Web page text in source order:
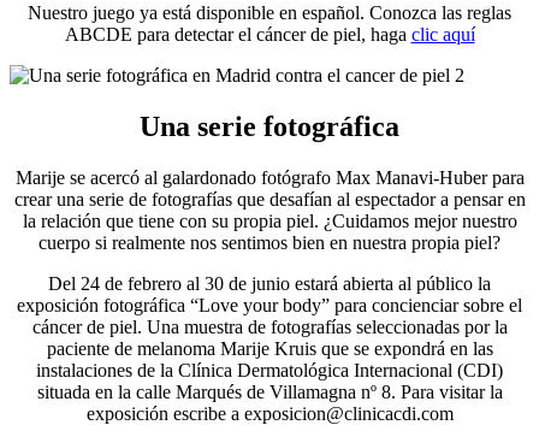
Nuestro juego ya está disponible en español. Conozca las reglas
ABCDE para detectar el cáncer de piel, haga clic aquí
Una serie fotográfica
Marije se acercó al galardonado fotógrafo Max Manavi-Huber para
crear una serie de fotografías que desafían al espectador a pensar en
la relación que tiene con su propia piel. ¿Cuidamos mejor nuestro
cuerpo si realmente nos sentimos bien en nuestra propia piel?
Del 24 de febrero al 30 de junio estará abierta al público la
exposición fotográfica “Love your body” para concienciar sobre el
cáncer de piel. Una muestra de fotografías seleccionadas por la
paciente de melanoma Marije Kruis que se expondrá en las
instalaciones de la Clínica Dermatológica Internacional (CDI)
situada en la calle Marqués de Villamagna nº 8. Para visitar la
exposición escribe a exposicion@clinicacdi.com